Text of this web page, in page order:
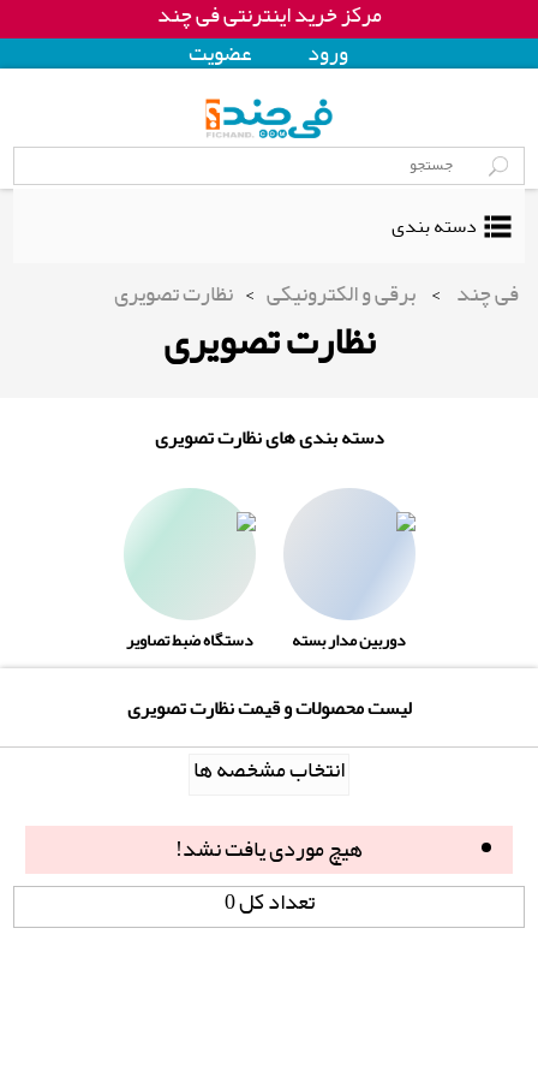
مرکز خرید اینترنتی فی چند
ورود
عضويت
دسته بندی
فی چند > برقی و الکترونیکی > نظارت تصویری
نظارت تصویری
دسته بندی های نظارت تصویری
دوربین مدار بسته دستگاه ضبط تصاویر
لیست محصولات و قیمت نظارت تصویری
انتخاب مشخصه ها
هیچ موردی یافت نشد!
تعداد کل 0